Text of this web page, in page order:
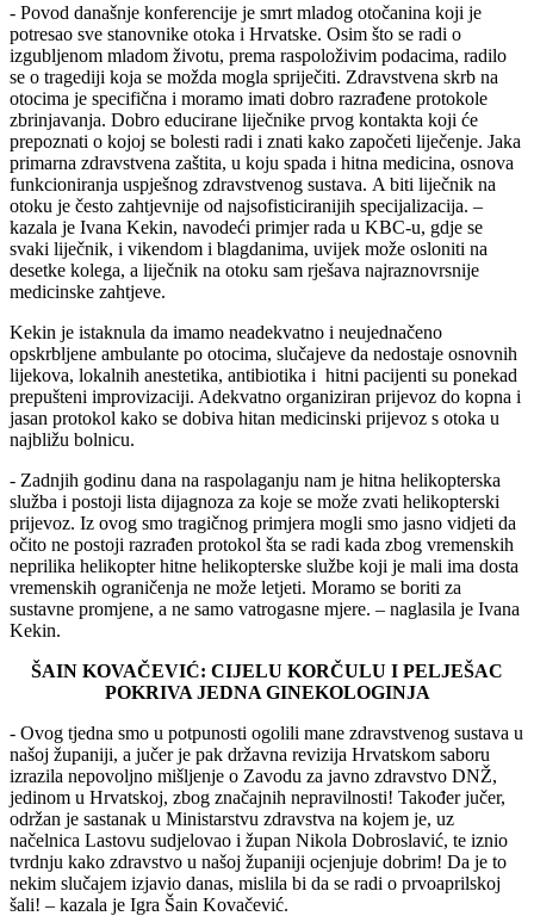
- Povod današnje konferencije je smrt mladog otočanina koji je
potresao sve stanovnike otoka i Hrvatske. Osim što se radi o
izgubljenom mladom životu, prema raspoloživim podacima, radilo
se o tragediji koja se možda mogla spriječiti. Zdravstvena skrb na
otocima je specifična i moramo imati dobro razrađene protokole
zbrinjavanja. Dobro educirane liječnike prvog kontakta koji će
prepoznati o kojoj se bolesti radi i znati kako započeti liječenje. Jaka
primarna zdravstvena zaštita, u koju spada i hitna medicina, osnova
funkcioniranja uspješnog zdravstvenog sustava. A biti liječnik na
otoku je često zahtjevnije od najsofisticiranijih specijalizacija. –
kazala je Ivana Kekin, navodeći primjer rada u KBC-u, gdje se
svaki liječnik, i vikendom i blagdanima, uvijek može osloniti na
desetke kolega, a liječnik na otoku sam rješava najraznovrsnije
medicinske zahtjeve.
Kekin je istaknula da imamo neadekvatno i neujednačeno
opskrbljene ambulante po otocima, slučajeve da nedostaje osnovnih
lijekova, lokalnih anestetika, antibiotika i hitni pacijenti su ponekad
prepušteni improvizaciji. Adekvatno organiziran prijevoz do kopna i
jasan protokol kako se dobiva hitan medicinski prijevoz s otoka u
najbližu bolnicu.
- Zadnjih godinu dana na raspolaganju nam je hitna helikopterska
služba i postoji lista dijagnoza za koje se može zvati helikopterski
prijevoz. Iz ovog smo tragičnog primjera mogli smo jasno vidjeti da
očito ne postoji razrađen protokol šta se radi kada zbog vremenskih
neprilika helikopter hitne helikopterske službe koji je mali ima dosta
vremenskih ograničenja ne može letjeti. Moramo se boriti za
sustavne promjene, a ne samo vatrogasne mjere. – naglasila je Ivana
Kekin.
ŠAIN KOVAČEVIĆ: CIJELU KORČULU I PELJEŠAC
POKRIVA JEDNA GINEKOLOGINJA
- Ovog tjedna smo u potpunosti ogolili mane zdravstvenog sustava u
našoj županiji, a jučer je pak državna revizija Hrvatskom saboru
izrazila nepovoljno mišljenje o Zavodu za javno zdravstvo DNŽ,
jedinom u Hrvatskoj, zbog značajnih nepravilnosti! Također jučer,
održan je sastanak u Ministarstvu zdravstva na kojem je, uz
načelnica Lastovu sudjelovao i župan Nikola Dobroslavić, te iznio
tvrdnju kako zdravstvo u našoj županiji ocjenjuje dobrim! Da je to
nekim slučajem izjavio danas, mislila bi da se radi o prvoaprilskoj
šali! – kazala je Igra Šain Kovačević.